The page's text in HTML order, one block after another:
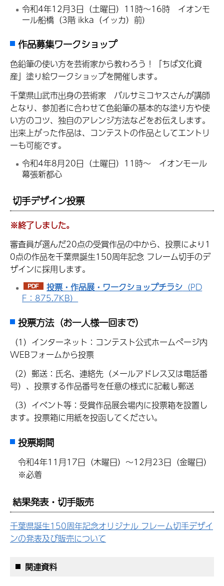
令和4年12月3日（土曜日）11時～16時 イオンモ
ール船橋（3階 ikka（イッカ）前）
作品募集ワークショップ
色鉛筆の使い方を芸術家から教わろう！「ちば文化資
産」塗り絵ワークショップを開催します。
千葉県山武市出身の芸術家 バルサミコヤスさんが講師
となり、参加者に合わせて色鉛筆の基本的な塗り方や使
い方のコツ、独自のアレンジ方法などをお伝えします。
出来上がった作品は、コンテストの作品としてエントリ
ーも可能です。
令和4年8月20日（土曜日）11時～ イオンモール
幕張新都心
切手デザイン投票
※終了しました。
審査員が選んだ20点の受賞作品の中から、投票により1
0点の作品を千葉県誕生150周年記念 フレーム切手のデ
ザインに採用します。
投票・作品展・ワークショップチラシ （PD
F：875.7KB）
投票方法（お一人様一回まで）
（1）インターネット：コンテスト公式ホームページ内
WEBフォームから投票
（2）郵送：氏名、連絡先（メールアドレス又は電話番
号）、投票する作品番号を任意の様式に記載し郵送
（3）イベント等：受賞作品展会場内に投票箱を設置し
ます。投票箱に用紙を投函してください。
投票期間
令和4年11月17日（木曜日）～12月23日（金曜日）
※必着
結果発表・ 切手販売
千葉県誕生150周年記念オリジナル フレーム切手デザイ
ンの発表及び販売について
関連資料